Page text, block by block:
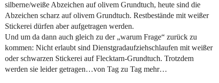
silberne/weiße Abzeichen auf olivem Grundtuch, heute sind die
Abzeichen scharz auf olivem Grundtuch. Restbestände mit weißer
Stickerei dürfen aber aufgetragen werden.
Und um da dann auch gleich zu der „warum Frage“ zurück zu
kommen: Nicht erlaubt sind Dienstgradaufziehschlaufen mit weißer
oder schwarzen Stickerei auf Flecktarn-Grundtuch. Trotzdem
werden sie leider getragen…von Tag zu Tag mehr…